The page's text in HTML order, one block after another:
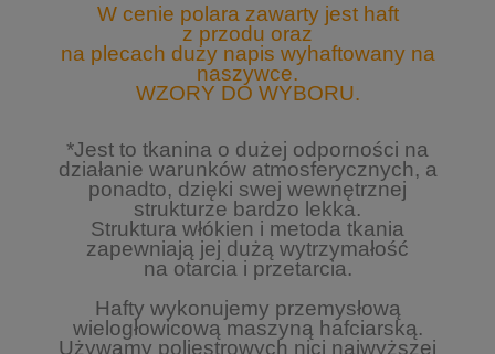
W cenie polara zawarty jest haft
z przodu oraz
na plecach duży napis wyhaftowany na
naszywce.
WZORY DO WYBORU.
*Jest to tkanina o dużej odporności na
działanie warunków atmosferycznych, a
ponadto, dzięki swej wewnętrznej
strukturze bardzo lekka.
Struktura włókien i metoda tkania
zapewniają jej dużą wytrzymałość
na otarcia i przetarcia.
Hafty wykonujemy przemysłową
wielogłowicową maszyną hafciarską.
Używamy poliestrowych nici najwyższej